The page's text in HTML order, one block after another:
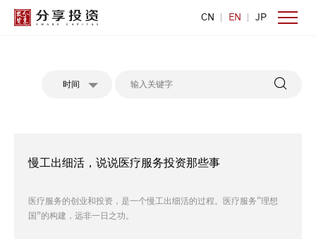
CN EN JP
时间
慢工出细活，说说医疗服务投资那些事
医疗服务的创业和投资，是一个慢工出细活的过程。医疗服务“理想
国”的构建，远非一日之功。